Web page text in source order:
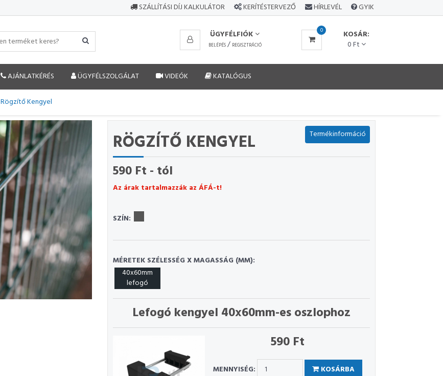
SZÁLLÍTÁSI DÍJ KALKULÁTOR KERÍTÉSTERVEZŐ HÍRLEVÉL GYIK
ÜGYFÉLFIÓK
BELÉPÉS/ REGISZTRÁCIÓ
0
KOSÁR:
0 Ft
AJÁNLATKÉRÉS ÜGYFÉLSZOLGÁLAT VIDEÓK KATALÓGUS
Rögzítő Kengyel
Termékinformáció
RÖGZÍTŐ KENGYEL
590 Ft - tól
Az árak tartalmazzák az ÁFÁ-t!
SZÍN:
MÉRETEK SZÉLESSÉG X MAGASSÁG (MM):
40x60mm
lefogó
Lefogó kengyel 40x60mm-es oszlophoz
590 Ft
MENNYISÉG: KOSÁRBA